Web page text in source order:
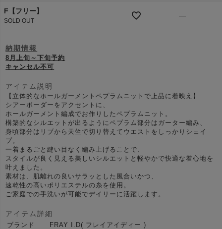
F【フリー】
SOLD OUT
—
納期情報
8月上旬～下旬予約
キャンセル不可
アイテム説明
【立体的なホールガーメントペプラムニットで上品に着映え】
シアーボーダーをアクセントに、
ホールガーメント編成でお作りしたペプラムニット。
構築的なシルエットが出るようにペプラム部分はガーター編み、
身頃部分はリブから天竺で切り替えてウエストをしっかりシェイ
プ。
一着まるごと縫い目なく編み上げることで、
スタイルが良く見える美しいシルエットと軽やかで快適な着心地を
叶えました。
素材は、肌離れの良いサラッとした風合いかつ、
速乾性の高いポリエステルの糸を使用。
ご家庭での手洗いが可能でデイリーに活躍します。
アイテム詳細
ブランド FRAY I.D( フレイアイディー )